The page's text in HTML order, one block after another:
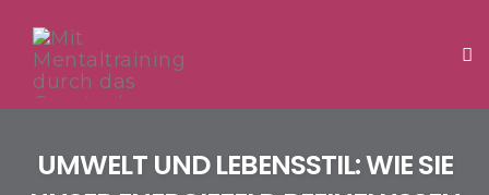
contentUMWELT UND LEBENSSTIL: WIE SIE